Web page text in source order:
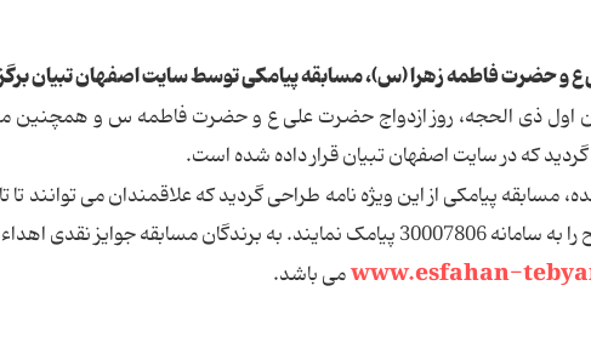
ع و حضرت فاطمه زهرا (س)، مسابقه پیامکی توسط سایت اصفهان تبیان
اول ذی الحجه، روز ازدواج حضرت علی ع و حضرت فاطمه س و همچنین
گردید که در سایت اصفهان تبیان قرار داده شده است.
/ 8 / 89 در این مسابقه شرکت و جوابهای صحیح را به سامانه 30007806 پیامک نمایند. به برندگان مسابقه جوایز
www.esfahan-می باشد.